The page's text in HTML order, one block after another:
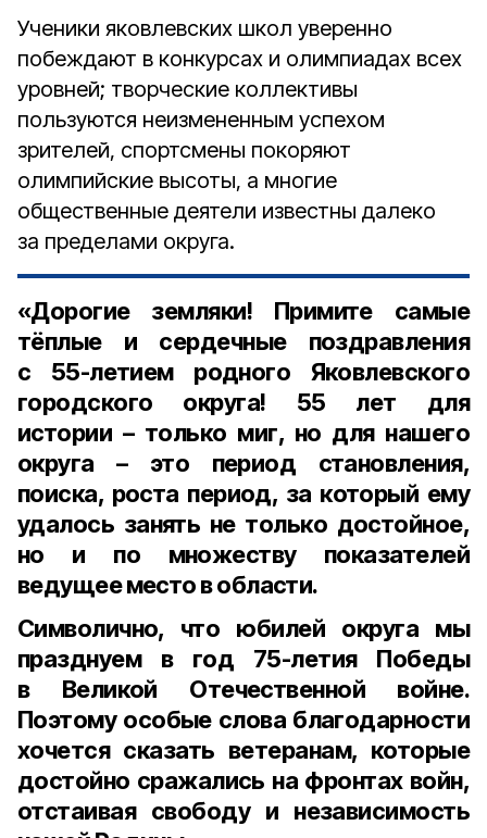
Ученики яковлевских школ уверенно
побеждают в конкурсах и олимпиадах всех
уровней; творческие коллективы
пользуются неизмененным успехом
зрителей, спортсмены покоряют
олимпийские высоты, а многие
общественные деятели известны далеко
за пределами округа.
«Дорогие земляки! Примите самые
тёплые и сердечные поздравления
с 55-летием родного Яковлевского
городского округа! 55 лет для
истории – только миг, но для нашего
округа – это период становления,
поиска, роста период, за который ему
удалось занять не только достойное,
но и по множеству показателей
ведущее место в области.
Символично, что юбилей округа мы
празднуем в год 75-летия Победы
в Великой Отечественной войне.
Поэтому особые слова благодарности
хочется сказать ветеранам, которые
достойно сражались на фронтах войн,
отстаивая свободу и независимость